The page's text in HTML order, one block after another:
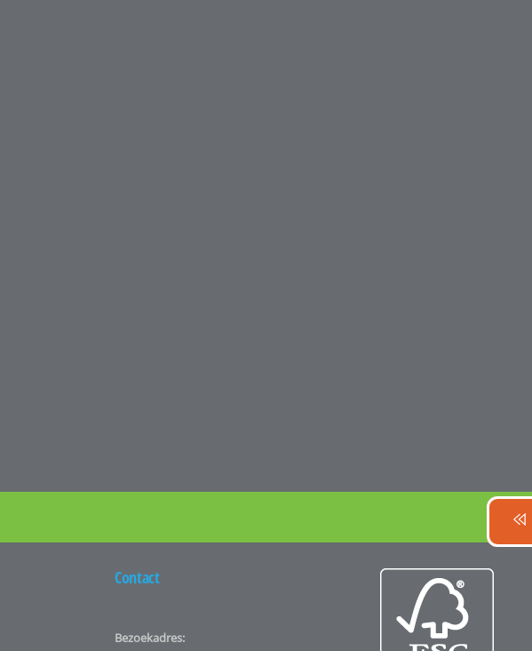
Contact
Bezoekadres: